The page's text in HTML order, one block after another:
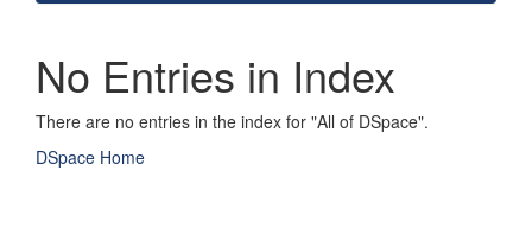
No Entries in Index
There are no entries in the index for "All of DSpace".
DSpace Home